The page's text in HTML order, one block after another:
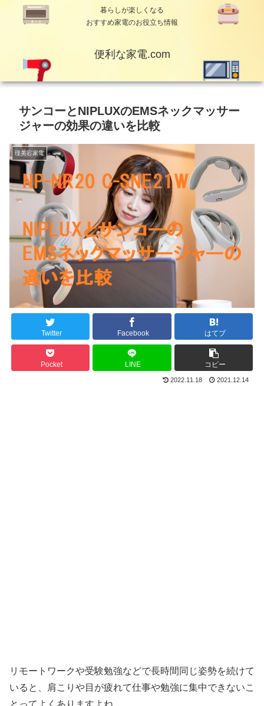
暮らしが楽しくなる
おすすめ家電のお役立ち情報
便利な家電.com
サンコーとNIPLUXのEMSネックマッサー
ジャーの効果の違いを比較
理美容家電
Twitter Facebook はてブ
Pocket LINE コピー
2022.11.18 2021.12.14
リモートワークや受験勉強などで長時間同じ姿勢を続けて
いると、肩こりや目が疲れて仕事や勉強に集中できないこ